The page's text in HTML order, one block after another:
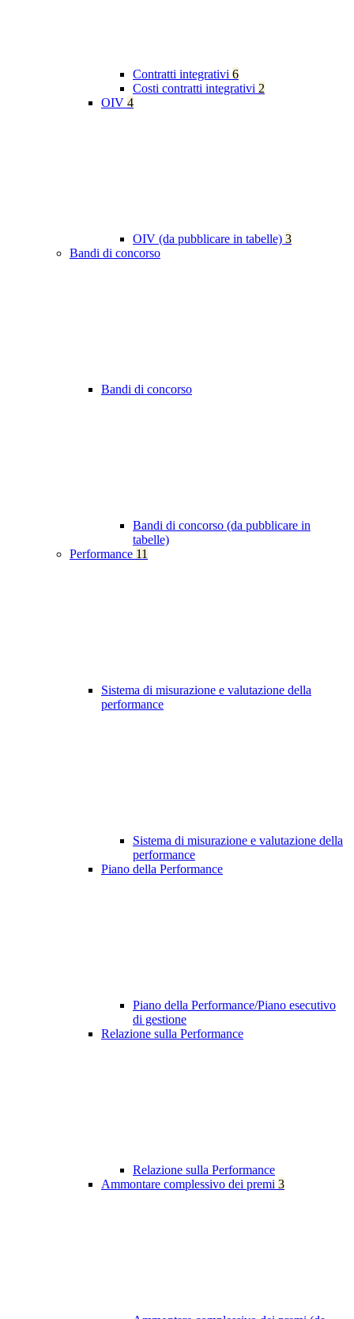
Contratti integrativi 6
Costi contratti integrativi 2
OIV 4
OIV (da pubblicare in tabelle) 3
Bandi di concorso
Bandi di concorso
Bandi di concorso (da pubblicare in
tabelle)
Performance 11
Sistema di misurazione e valutazione della
performance
Sistema di misurazione e valutazione della
performance
Piano della Performance
Piano della Performance/Piano esecutivo
di gestione
Relazione sulla Performance
Relazione sulla Performance
Ammontare complessivo dei premi 3